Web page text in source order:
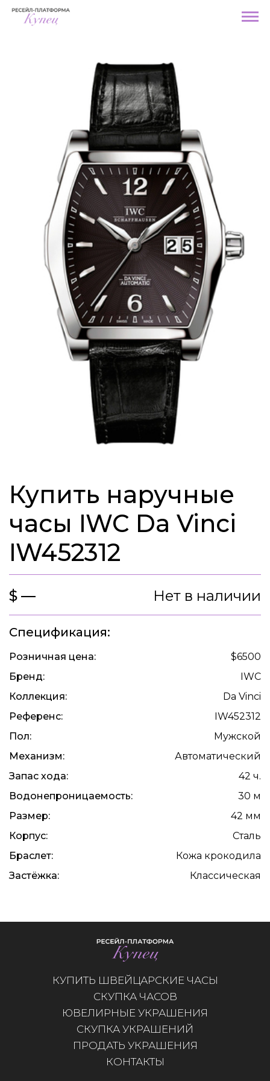
Купить наручные
часы IWC Da Vinci
IW452312
$ — Нет в наличии
Спецификация:
Розничная цена:
$6500
Бренд:
IWC
Коллекция:
Da Vinci
Референс:
IW452312
Пол:
Мужской
Механизм:
Автоматический
Запас хода:
42 ч.
Водонепроницаемость:
30 м
Размер:
42 мм
Корпус:
Сталь
Браслет:
Кожа крокодила
Застёжка:
Классическая
КУПИТЬ ШВЕЙЦАРСКИЕ ЧАСЫ
СКУПКА ЧАСОВ
ЮВЕЛИРНЫЕ УКРАШЕНИЯ
СКУПКА УКРАШЕНИЙ
ПРОДАТЬ УКРАШЕНИЯ
КОНТАКТЫ